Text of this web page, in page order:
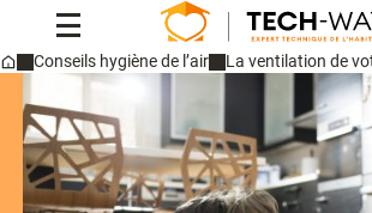
Professionnels
Particuliers
Conseils & actus
Qui sommes-nous ?
Conseils hygiène de l’air La ventilation de